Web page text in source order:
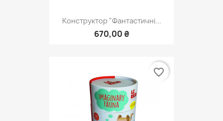
Конструктор "Фантастичні...
670,00 ₴
favorite_border